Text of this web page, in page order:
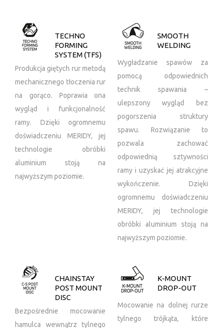
TECHNO
FORMING
SYSTEM (TFS)
Produkcja giętych rur metodą
mechanicznego tłoczenia rur
na gorąco. Poprawia ona
wygląd i funkcjonalność
ramy. Dzięki ogromnemu
doświadczeniu MERIDY, jej
technologie obróbki
aluminium stoją na
najwyższym poziomie.
SMOOTH
WELDING
Wygładzanie spawów za
pomocą odpowiednich
technik spawania –
ulepszony wygląd bez
pogorszenia struktury
spawu. Rozwiązanie to
pozwala zachować
odpowiednią sztywności
ramy i uzyskać jej atrakcyjne
wykończenie. Dzięki
ogromnemu doświadczeniu
MERIDY, jej technologie
obróbki aluminium stoją na
najwyższym poziomie.
CHAINSTAY
POST MOUNT
DISC
Bezpośrednie mocowanie
hamulca wewnątrz tylnego
K-MOUNT
DROP-OUT
Mocowanie na dolnej rurze
tylnego trójkąta, które